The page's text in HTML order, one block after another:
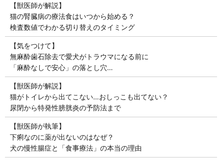
【獣医師が解説】
猫の腎臓病の療法食はいつから始める？
検査数値でわかる切り替えのタイミング
【気をつけて】
無麻酔歯石除去で愛犬がトラウマになる前に
「麻酔なしで安心」の落とし穴…
【獣医師が解説】
猫がトイレから出てこない…おしっこも出てない？
尿閉から特発性膀胱炎の予防法まで
【獣医師が執筆】
下痢なのに薬が出ないのはなぜ？
犬の慢性腸症と「食事療法」の本当の理由